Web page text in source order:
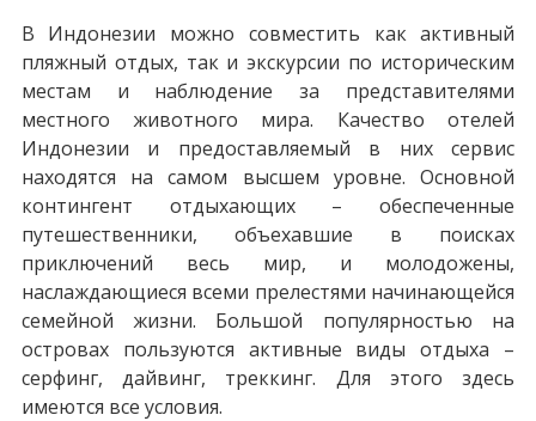
В Индонезии можно совместить как активный
пляжный отдых, так и экскурсии по историческим
местам и наблюдение за представителями
местного животного мира. Качество отелей
Индонезии и предоставляемый в них сервис
находятся на самом высшем уровне. Основной
контингент отдыхающих – обеспеченные
путешественники, объехавшие в поисках
приключений весь мир, и молодожены,
наслаждающиеся всеми прелестями начинающейся
семейной жизни. Большой популярностью на
островах пользуются активные виды отдыха –
серфинг, дайвинг, треккинг. Для этого здесь
имеются все условия.